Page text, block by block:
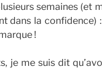
semaines (et
dans la confidence)
!
je me suis dit